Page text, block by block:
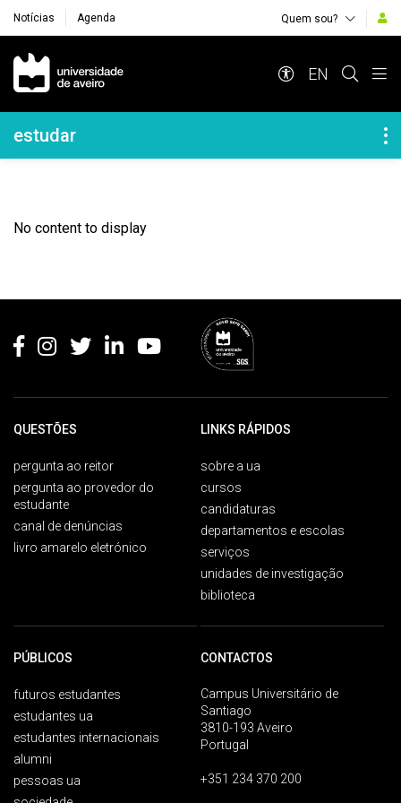
Notícias Agenda Quem sou?
Navegação Principal
EN
Navegação Lateral
estudar
No content to display
QUESTÕES
pergunta ao reitor
pergunta ao provedor do
estudante
canal de denúncias
livro amarelo eletrónico
LINKS RÁPIDOS
sobre a ua
cursos
candidaturas
departamentos e escolas
serviços
unidades de investigação
biblioteca
PÚBLICOS
futuros estudantes
estudantes ua
estudantes internacionais
alumni
pessoas ua
CONTACTOS
Campus Universitário de
Santiago
3810-193 Aveiro
Portugal
+351 234 370 200